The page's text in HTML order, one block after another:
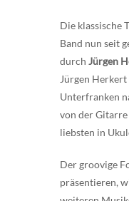
Die klassische
Band nun seit
durch Jürgen
Jürgen
Unterfranken
von der Gitarre
liebsten in
Der groovige
präsentieren,